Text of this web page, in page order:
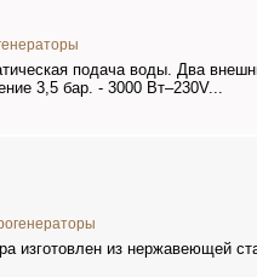
подача воды. Два
3,5 бар. - 3000 Вт–230V...
изготовлен из нержавеющей